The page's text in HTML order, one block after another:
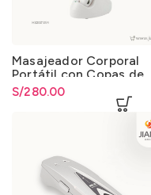
Masajeador Corporal
Portátil con Copas de
Succión
S/280.00